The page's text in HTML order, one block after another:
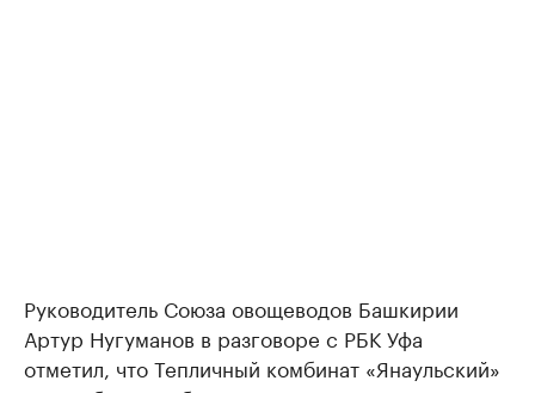
Руководитель Союза овощеводов Башкирии
Артур Нугуманов в разговоре с РБК Уфа
отметил, что Тепличный комбинат «Янаульский»